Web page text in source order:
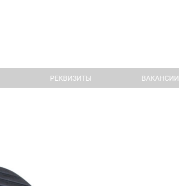
РЕКВИЗИТЫ ВАКАНСИИ